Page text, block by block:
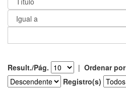
Result./Pág. | Ordenar por
Registro(s)